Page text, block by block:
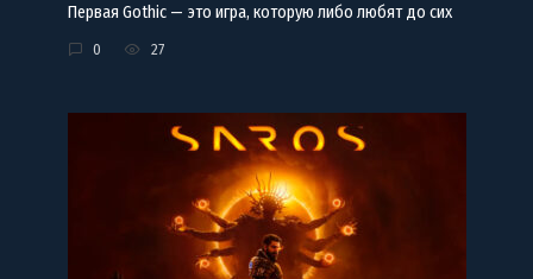
Первая Gothic — это игра, которую либо любят до сих
0 27